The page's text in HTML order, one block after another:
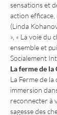
sensations et
action
(Linda
», « La voie du
ensemble et
Socialement
La ferme de la
La Ferme de
immersion
reconnecter à
sagesse des